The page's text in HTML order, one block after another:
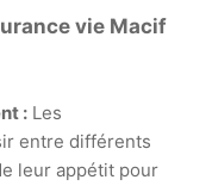
vie Macif
: Les
entre différents
leur appétit pour